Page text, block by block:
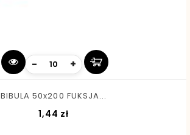
- +
BIBULA 50x200 FUKSJA...
1,44 zł